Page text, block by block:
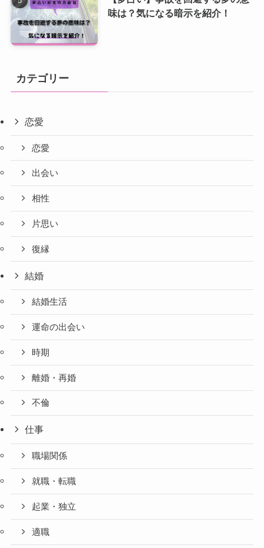
味は？気になる暗示を紹介！
カテゴリー
恋愛
恋愛
出会い
相性
片思い
復縁
結婚
結婚生活
運命の出会い
時期
離婚・再婚
不倫
仕事
職場関係
就職・転職
起業・独立
適職